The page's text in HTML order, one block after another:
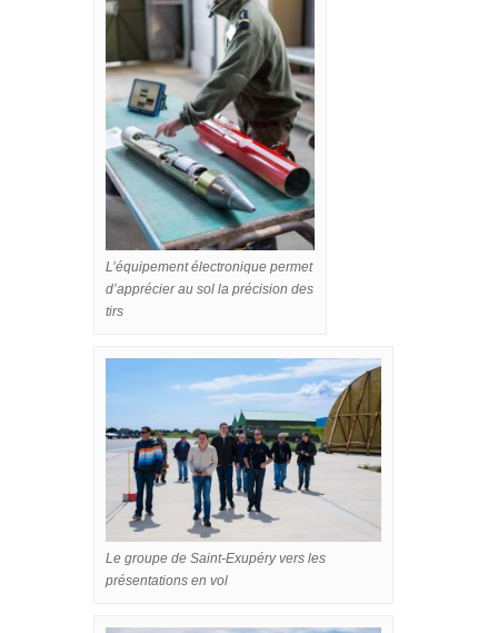
L’équipement électronique permet
d’apprécier au sol la précision des
tirs
Le groupe de Saint-Exupéry vers les
présentations en vol